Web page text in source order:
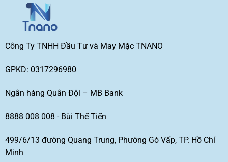
Công Ty TNHH Đầu Tư và May Mặc TNANO
GPKD: 0317296980
Ngân hàng Quân Đội – MB Bank
8888 008 008 - Bùi Thế Tiến
499/6/13 đường Quang Trung, Phường Gò Vấp, TP. Hồ Chí
Minh